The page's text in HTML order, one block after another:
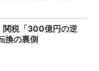
税「300億円の逆
換の裏側